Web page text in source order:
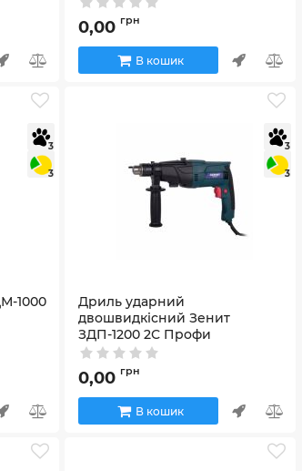
0,00 грн
В кошик
3
3
1000
3
3
Дриль ударний
двошвидкісний Зенит
ЗДП-1200 2С Профи
Артикул:848639
0,00 грн
В кошик